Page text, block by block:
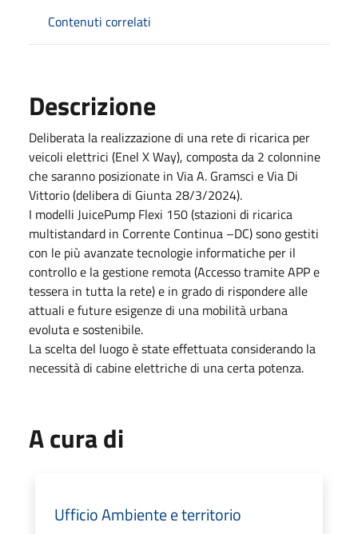
Contenuti correlati
Descrizione
Deliberata la realizzazione di una rete di ricarica per
veicoli elettrici (Enel X Way), composta da 2 colonnine
che saranno posizionate in Via A. Gramsci e Via Di
Vittorio (delibera di Giunta 28/3/2024).
I modelli JuicePump Flexi 150 (stazioni di ricarica
multistandard in Corrente Continua –DC) sono gestiti
con le più avanzate tecnologie informatiche per il
controllo e la gestione remota (Accesso tramite APP e
tessera in tutta la rete) e in grado di rispondere alle
attuali e future esigenze di una mobilità urbana
evoluta e sostenibile.
La scelta del luogo è state effettuata considerando la
necessità di cabine elettriche di una certa potenza.
A cura di
Ufficio Ambiente e territorio